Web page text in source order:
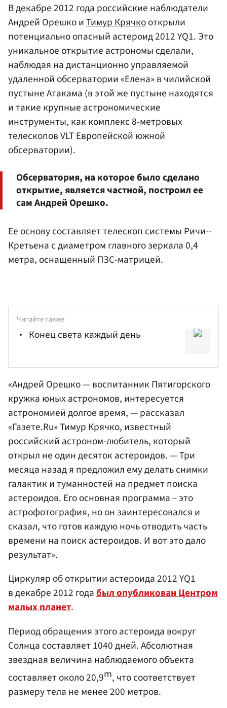
В декабре 2012 года российские наблюдатели
Андрей Орешко иТимур Крячкооткрыли
потенциально опасный астероид 2012 YQ1. Это
уникальное открытие астрономы сделали,
наблюдая на дистанционно управляемой
удаленной обсерватории «Елена» в чилийской
пустыне Атакама (в этой же пустыне находятся
и такие крупные астрономические
инструменты, как комплекс 8-метровых
телескопов VLT Европейской южной
обсерватории).
Обсерватория, на которое было сделано
открытие, является частной, построил ее
сам Андрей Орешко.
Ее основу составляет телескоп системы Ричи--
Кретьена с диаметром главного зеркала 0,4
метра, оснащенный ПЗС-матрицей.
Читайте также
Конец света каждый день
«Андрей Орешко — воспитанник Пятигорского
кружка юных астрономов, интересуется
астрономией долгое время, — рассказал
«Газете.Ru» Тимур Крячко, известный
российский астроном-любитель, который
открыл не один десяток астероидов. — Три
месяца назад я предложил ему делать снимки
галактик и туманностей на предмет поиска
астероидов. Его основная программа – это
астрофотография, но он заинтересовался и
сказал, что готов каждую ночь отводить часть
времени на поиск астероидов. И вот это дало
результат».
Циркуляр об открытии астероида 2012 YQ1
в декабре 2012 годабыл опубликован Центром
малых планет.
Период обращения этого астероида вокруг
Солнца составляет 1040 дней. Абсолютная
звездная величина наблюдаемого объекта
составляет около 20,9m, что соответствует
размеру тела не менее 200 метров.